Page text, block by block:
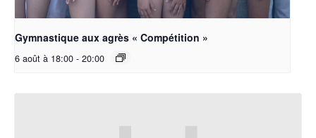
Gymnastique aux agrès « Compétition »
6 août à 18:00 - 20:00